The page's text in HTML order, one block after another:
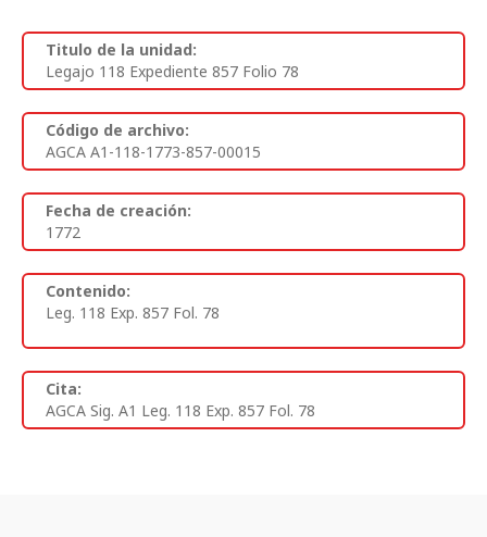
Titulo de la unidad:
Legajo 118 Expediente 857 Folio 78
Código de archivo:
AGCA A1-118-1773-857-00015
Fecha de creación:
1772
Contenido:
Leg. 118 Exp. 857 Fol. 78
Cita:
AGCA Sig. A1 Leg. 118 Exp. 857 Fol. 78